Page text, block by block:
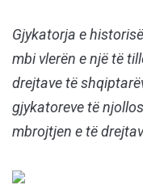
Gjykatorja e
mbi vlerën e një të
drejtave të
gjykatoreve të
mbrojtjen e të